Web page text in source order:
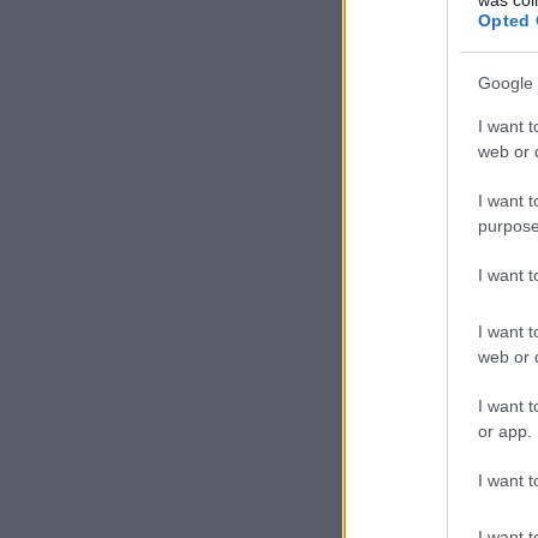
Opted
Google
I want
web or
I want
I want
I want
web or
I want
or app.
I want